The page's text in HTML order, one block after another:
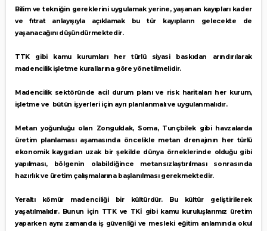
Bilim ve tekniğin gereklerini uygulamak yerine, yaşanan kayıpları kader
ve fıtrat anlayışıyla açıklamak bu tür kayıpların gelecekte de
yaşanacağını düşündürmektedir.
TTK gibi kamu kurumları her türlü siyasi baskıdan arındırılarak
madencilik işletme kurallarına göre yönetilmelidir.
Madencilik sektöründe acil durum planı ve risk haritaları her kurum,
işletme ve bütün işyerleri için ayrı planlanmalı ve uygulanmalıdır.
Metan yoğunluğu olan Zonguldak, Soma, Tunçbilek gibi havzalarda
üretim planlaması aşamasında öncelikle metan drenajının her türlü
ekonomik kaygıdan uzak bir şekilde dünya örneklerinde olduğu gibi
yapılması, bölgenin olabildiğince metansızlaştırılması sonrasında
hazırlık ve üretim çalışmalarına başlanılması gerekmektedir.
Yeraltı kömür madenciliği bir kültürdür. Bu kültür geliştirilerek
yaşatılmalıdır. Bunun için TTK ve TKİ gibi kamu kuruluşlarımız üretim
yaparken aynı zamanda iş güvenliği ve mesleki eğitim anlamında okul